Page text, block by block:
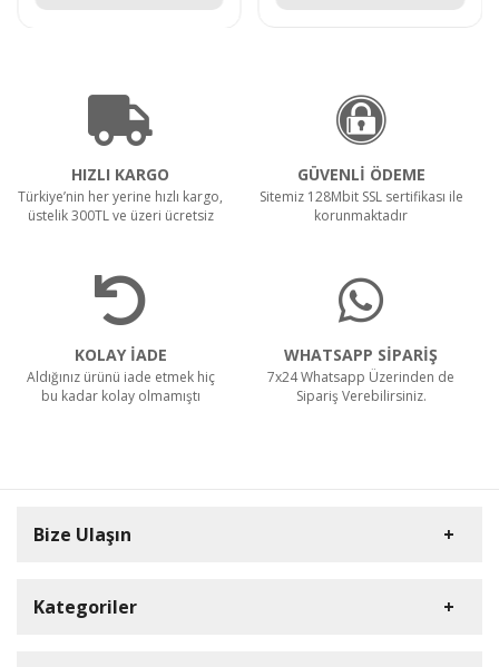
HIZLI KARGO
Türkiye’nin her yerine hızlı kargo,
üstelik 300TL ve üzeri ücretsiz
GÜVENLİ ÖDEME
Sitemiz 128Mbit SSL sertifikası ile
korunmaktadır
KOLAY İADE
Aldığınız ürünü iade etmek hiç
bu kadar kolay olmamıştı
WHATSAPP SİPARİŞ
7x24 Whatsapp Üzerinden de
Sipariş Verebilirsiniz.
Bize Ulaşın
Kategoriler